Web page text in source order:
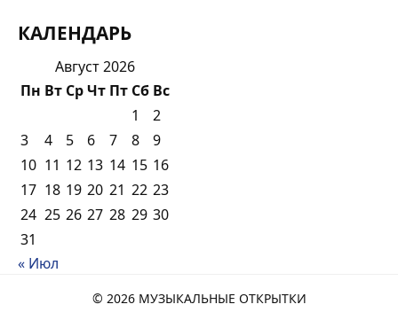
КАЛЕНДАРЬ
Август 2026
Пн Вт СрЧт Пт Сб Вс
1
2
3
4 5 6 7 8
9
10 11 12 13 14 15 16
17 18 19 20 21 22 23
24 25 26 27 28 29 30
31
« Июл
© 2026 МУЗЫКАЛЬНЫЕ ОТКРЫТКИ